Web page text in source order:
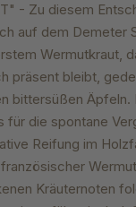
- Zu diesem
auf dem Demeter
Wermutkraut,
präsent bleibt,
bittersüßen Äpfeln.
die spontane
Reifung im
Kräuternoten